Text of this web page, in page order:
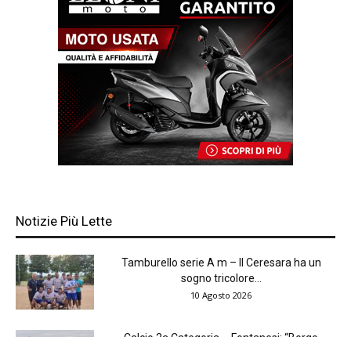
Notizie Più Lette
Tamburello serie A m – Il Ceresara ha un
sogno tricolore...
10 Agosto 2026